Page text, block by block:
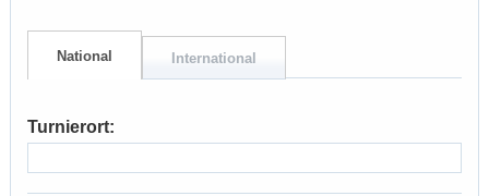
National International
Turnierort: